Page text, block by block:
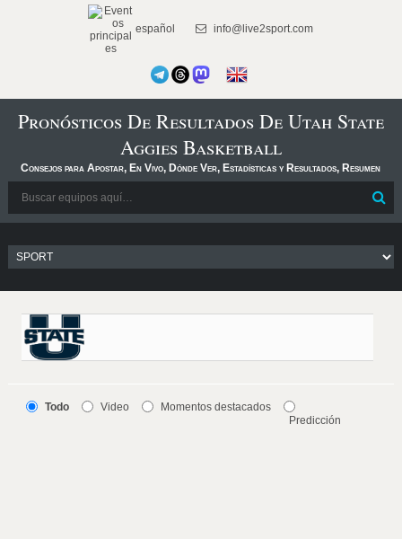
español info@live2sport.com
Pronósticos De Resultados De Utah State
Aggies Basketball
Consejos para Apostar, En Vivo, Dónde Ver, Estadísticas y Resultados, Resumen
Todo Video
Momentos destacados
Predicción